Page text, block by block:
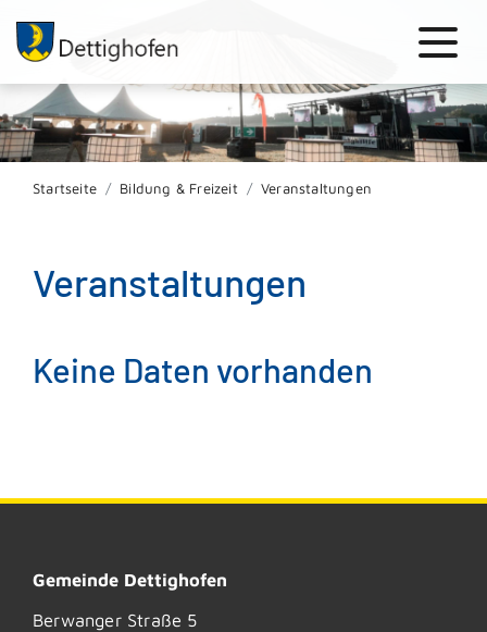
Startseite Bildung & Freizeit Veranstaltungen
Veranstaltungen
Keine Daten vorhanden
Gemeinde Dettighofen
Berwanger Straße 5